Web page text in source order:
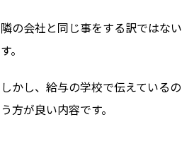
隣の会社と同じ事をする訳ではな
す。
しかし、給与の学校で伝えている
う方が良い内容です。